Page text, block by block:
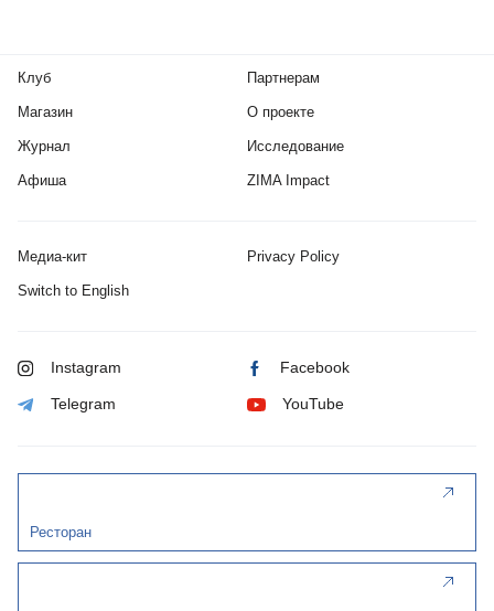
Клуб
Магазин
Журнал
Афиша
Партнерам
О проекте
Исследование
ZIMA Impact
Медиа-кит Privacy Policy
Switch to English
Instagram Facebook
Telegram YouTube
Ресторан